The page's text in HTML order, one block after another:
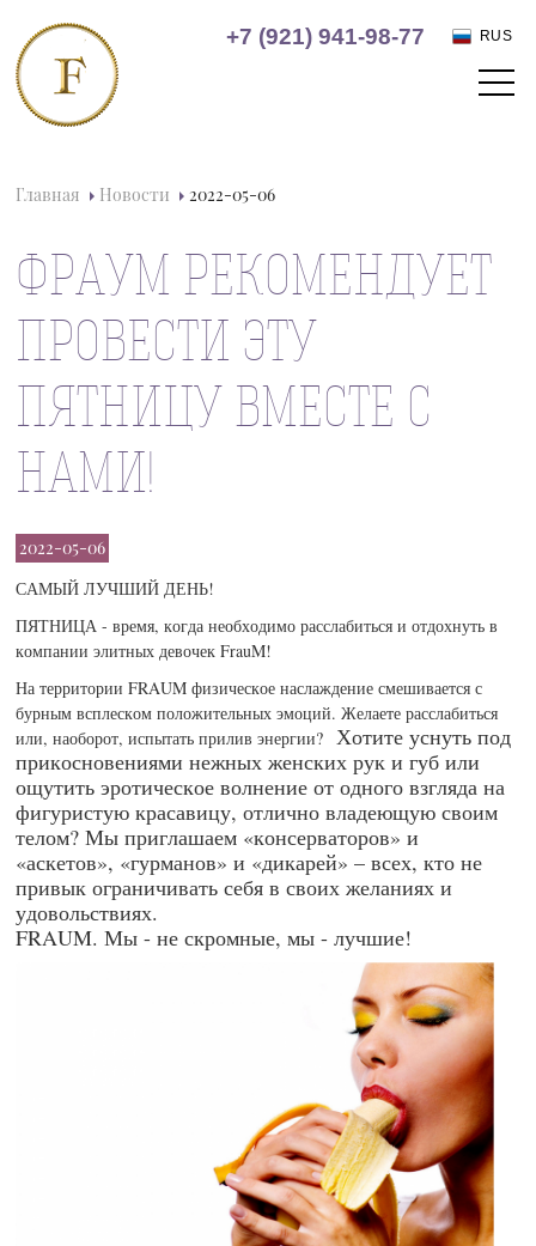
+7 (921) 941-98-77 RUS
Главная Новости 2022-05-06
ФРАУМ РЕКОМЕНДУЕТ
ПРОВЕСТИ ЭТУ
ПЯТНИЦУ ВМЕСТЕ С
НАМИ!
2022-05-06
САМЫЙ ЛУЧШИЙ ДЕНЬ!
ПЯТНИЦА - время, когда необходимо расслабиться и отдохнуть в
компании элитных девочек FrauM!
На территории FRAUM физическое наслаждение смешивается с
бурным всплеском положительных эмоций. Желаете расслабиться
или, наоборот, испытать прилив энергии? Хотите уснуть под
прикосновениями нежных женских рук и губ или
ощутить эротическое волнение от одного взгляда на
фигуристую красавицу, отлично владеющую своим
телом? Мы приглашаем «консерваторов» и
«аскетов», «гурманов» и «дикарей» – всех, кто не
привык ограничивать себя в своих желаниях и
удовольствиях.
FRAUM. Мы - не скромные, мы - лучшие!